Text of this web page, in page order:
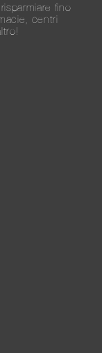
fino
centri